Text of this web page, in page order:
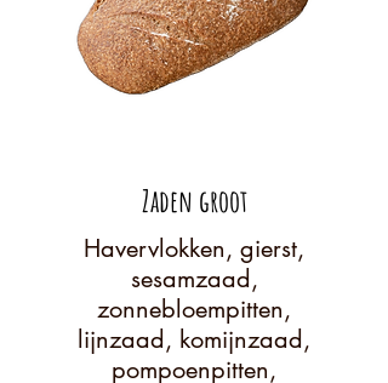
Zaden groot
Havervlokken, gierst,
sesamzaad,
zonnebloempitten,
lijnzaad, komijnzaad,
pompoenpitten,